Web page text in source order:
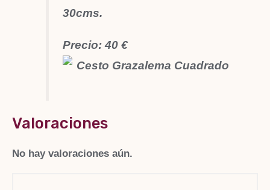
30cms.
Precio: 40 €
Valoraciones
No hay valoraciones aún.